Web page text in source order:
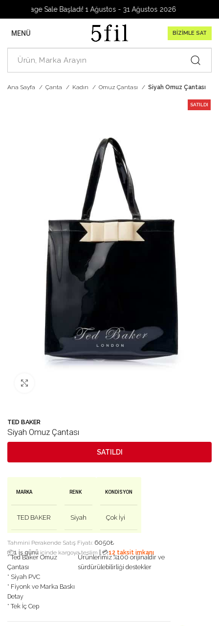
Garage Sale Başladı! 1 Ağustos - 31 Ağustos 2026
MENÜ BİZİMLE SAT
Ana Sayfa Çanta Kadın Omuz Çantası Siyah Omuz Çantası
SATILDI
TED BAKER
Siyah Omuz Çantası
SATILDI
MARKA
TED BAKER
RENK
Siyah
KONDISYON
Çok İyi
Tahmini Perakende Satış Fiyatı: 6050₺
📦1 iş günü içinde kargoya teslim 💳12 taksit imkanı
* Ted Baker Omuz
Çantası
* Siyah PVC
* Fiyonk ve Marka Baskı
Detay
* Tek İç Cep
Ürünlerimiz %100 orijinaldir ve
sürdürülebilirliği destekler